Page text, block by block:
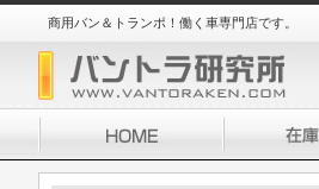
商用バン＆トランポ！働く車専門店です。